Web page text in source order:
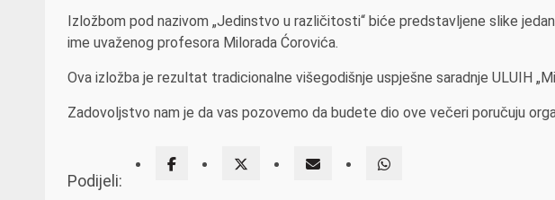
Izložbom pod nazivom „Jedinstvo u različitosti“ biće predstavljene slike
ime uvaženog profesora Milorada Ćorovića.
Ova izložba je rezultat tradicionalne višegodišnje uspješne saradnje ULUIH
Zadovoljstvo nam je da vas pozovemo da budete dio ove večeri poručuju
Podijeli: